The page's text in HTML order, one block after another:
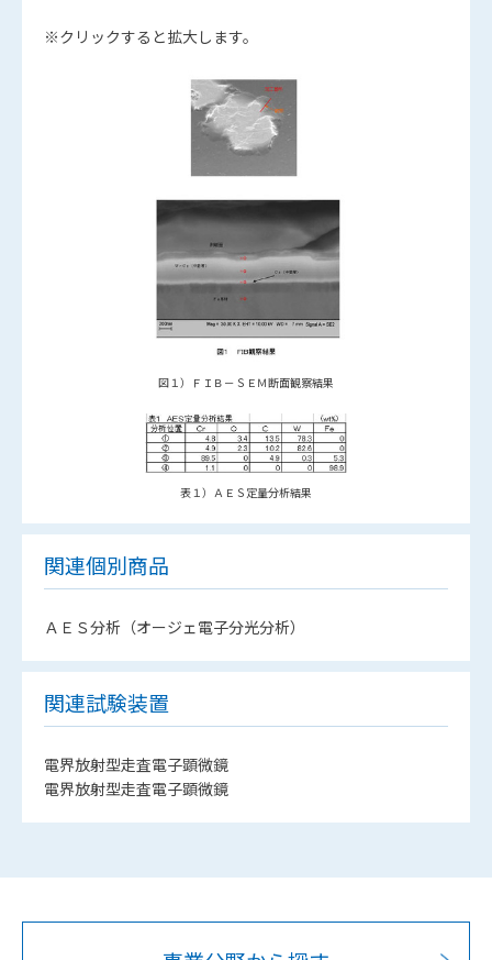
※クリックすると拡大します。
図１）ＦＩＢ－ＳＥＭ断面観察結果
表１）ＡＥＳ定量分析結果
関連個別商品
ＡＥＳ分析（オージェ電子分光分析）
関連試験装置
電界放射型走査電子顕微鏡
電界放射型走査電子顕微鏡